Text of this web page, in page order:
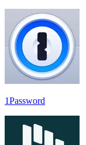
1Password